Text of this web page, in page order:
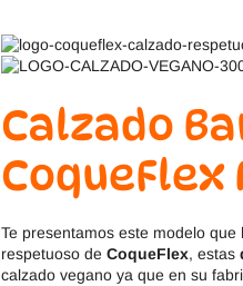
OldSoles
RIA
Stitch &
Calzado
CoqueFlex
Te presentamos este modelo
respetuoso de CoqueFlex, estas
calzado vegano ya que en su